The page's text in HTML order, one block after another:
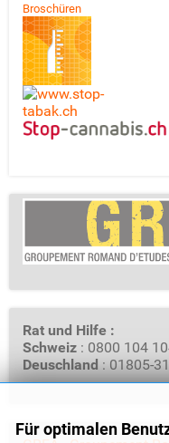
Broschüren
Rat und Hilfe :
Schweiz : 0800 104
Deuschland : 01805-
Für optimalen